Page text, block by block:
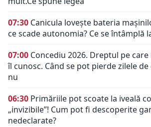
07:30 Canicula lovește bateria
ce scade autonomia? Ce se întâmplă
07:00 Concediu 2026. Dreptul pe
îl cunosc. Când se pot pierde zilele
nu
06:30 Primăriile pot scoate la iveală
„invizibile”! Cum pot fi descoperite
nedeclarate?